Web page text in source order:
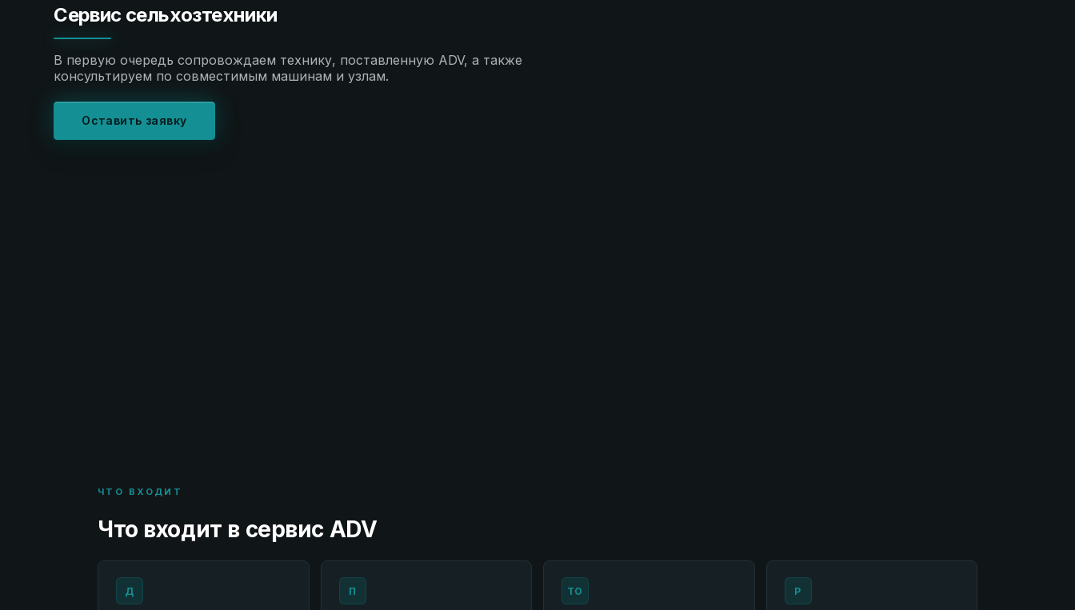
Сервис сельхозтехники
В первую очередь сопровождаем технику, поставленную ADV, а также
консультируем по совместимым машинам и узлам.
Оставить заявку
ЧТО ВХОДИТ
Что входит в сервис ADV
Д П ТО Р